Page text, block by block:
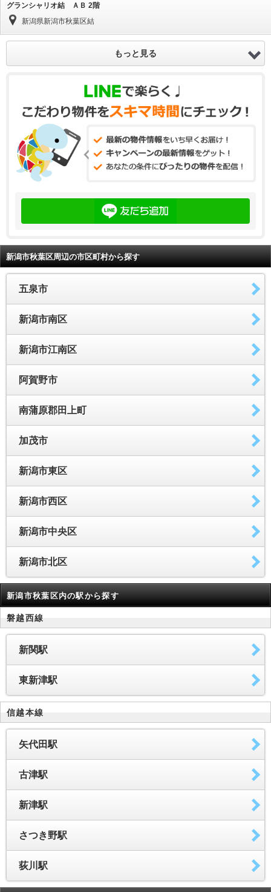
グランシャリオ結 ＡＢ 2階
新潟県新潟市秋葉区結
もっと見る
新潟市秋葉区周辺の市区町村から探す
五泉市
新潟市南区
新潟市江南区
阿賀野市
南蒲原郡田上町
加茂市
新潟市東区
新潟市西区
新潟市中央区
新潟市北区
新潟市秋葉区内の駅から探す
磐越西線
新関駅
東新津駅
信越本線
矢代田駅
古津駅
新津駅
さつき野駅
荻川駅